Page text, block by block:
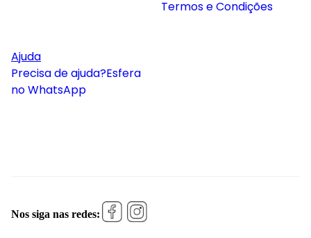
Termos e Condições
Ajuda
Precisa de ajuda?Esfera
no WhatsApp
Nos siga nas redes: